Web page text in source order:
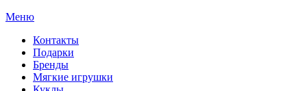
Меню
Контакты
Подарки
Бренды
Мягкие игрушки